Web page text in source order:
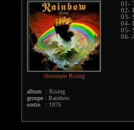
chronique Rising
album : Rising
groupe : Rainbow
sortie : 1976
01-
02-
03-
04-
05-
06-